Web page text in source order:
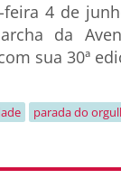
4 de
da
sua 30ª
parada do